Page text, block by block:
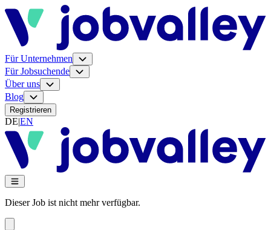
Für Unternehmen
Für Jobsuchende
Über uns
Blog
Registrieren
DE|EN
Dieser Job ist nicht mehr verfügbar.